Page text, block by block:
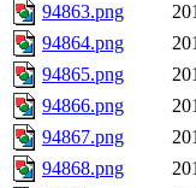
94863.png
94864.png
94865.png
94866.png
94867.png
94868.png